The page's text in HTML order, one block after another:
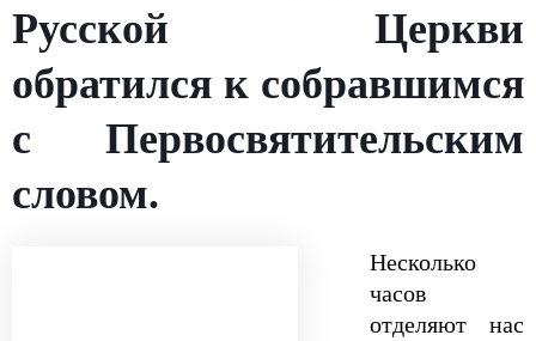
Русской Церкви
обратился к собравшимся
с Первосвятительским
словом.
Несколько
часов
отделяют нас